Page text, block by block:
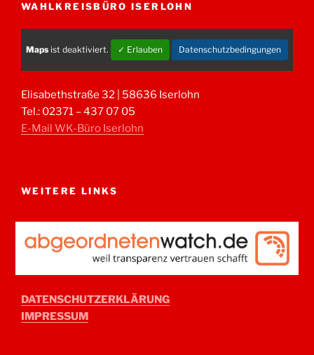
WAHLKREISBÜRO ISERLOHN
Maps ist deaktiviert. ✓ Erlauben Datenschutzbedingungen
Elisabethstraße 32 | 58636 Iserlohn
Tel.: 02371 – 437 07 05
E-Mail WK-Büro Iserlohn
WEITERE LINKS
DATENSCHUTZERKLÄRUNG
IMPRESSUM